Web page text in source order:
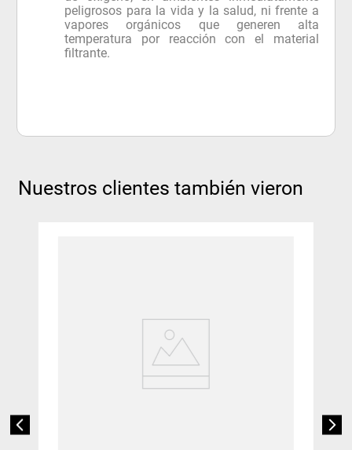
peligrosos para la vida y la salud, ni frente a
vapores orgánicos que generen alta
temperatura por reacción con el material
filtrante.
Nuestros clientes también vieron